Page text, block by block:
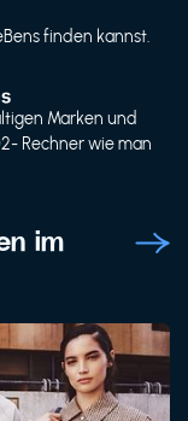
finden kannst.
Marken und
Rechner wie man
im